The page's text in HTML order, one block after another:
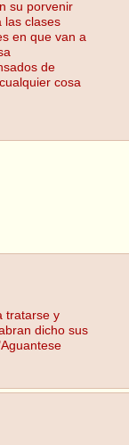
su porvenir
las clases
en que van a
de
cosa
tratarse y
dicho sus